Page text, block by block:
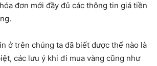
đơn mới đầy đủ các thông tin giá tiền
ở trên chúng ta đã biết được thế nào là
các lưu ý khi đi mua vàng cũng như